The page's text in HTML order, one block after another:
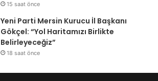
15 saat önce
Yeni Parti Mersin Kurucu İl Başkanı
Gökçel: “Yol Haritamızı Birlikte
Belirleyeceğiz”
18 saat önce